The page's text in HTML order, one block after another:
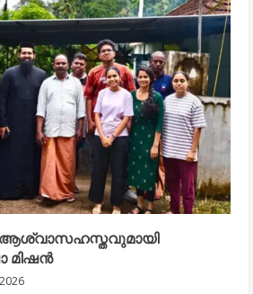
ആശ്വാസഹസ്തവുമായി
മിഷൻ